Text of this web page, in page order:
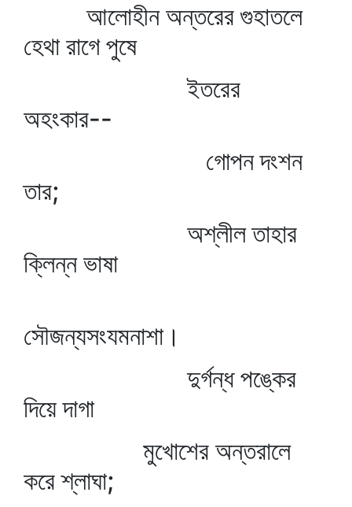
আলোহীন অন্তরের গুহাতলে
হেথা রাগে পুষে
ইতরের
অহংকার--
গোপন দংশন
তার;
অশ্লীল তাহার
ক্লিন্ন ভাষা
সৌজন্যসংযমনাশা।
দুর্গন্ধ পঙ্কের
দিয়ে দাগা
মুখোশের অন্তরালে
করে শ্লাঘা;